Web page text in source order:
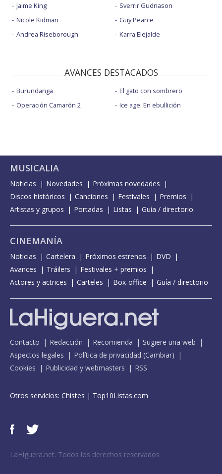
Jaime King
Nicole Kidman
Andrea Riseborough
Sverrir Gudnason
Guy Pearce
Karra Elejalde
AVANCES DESTACADOS
Burundanga
Operación Camarón 2
El gato con sombrero
Ice age: En ebullición
MUSICALIA
Noticias Novedades
Próximas novedades
Discos históricos
Canciones Festivales
Premios
Artistas y grupos
Portadas Listas Guía / directorio
CINEMANÍA
Noticias Cartelera Próximos estrenos
DVD
Avances
Tráilers
Festivales + premios
Actores y actrices
Carteles Box-office Guía / directorio
Contacto Redacción Recomienda
Sugiere una web
Aspectos legales
Política de privacidad (Cambiar)
Cookies
Publicidad y webmasters RSS
Otros servicios: Chistes | Top10Listas.com
LaHiguera.net. Todos los derechos reservados